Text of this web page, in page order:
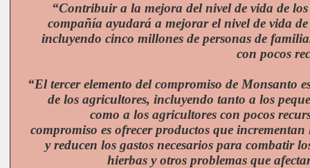
“Contribuir a la mejora del nivel de vida de
compañía ayudará a mejorar el nivel de vida
incluyendo cinco millones de personas de
con pocos
“El tercer elemento del compromiso de Monsanto
de los agricultores, incluyendo tanto a los
como a los agricultores con pocos
compromiso es ofrecer productos que
y reducen los gastos necesarios para combatir
hierbas y otros problemas que